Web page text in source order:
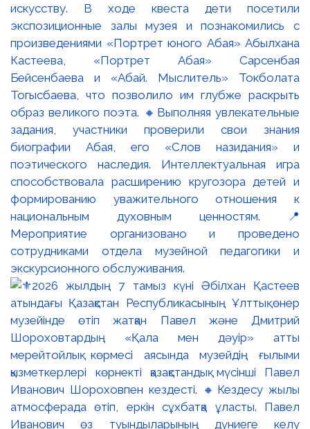
искусству. В ходе квеста дети посетили
экспозиционные залы музея и познакомились с
произведениями «Портрет юного Абая» Абылхана
Кастеева, «Портрет Абая» Сарсенбая
Бейсенбаева и «Абай. Мыслитель» Токболата
Тогысбаева, что позволило им глубже раскрыть
образ великого поэта. 🔸Выполняя увлекательные
задания, участники проверили свои знания
биографии Абая, его «Слов назидания» и
поэтического наследия. Интеллектуальная игра
способствовала расширению кругозора детей и
формированию уважительного отношения к
национальным духовным ценностям. 📍
Мероприятие организовано и проведено
сотрудниками отдела музейной педагогики и
экскурсионного обслуживания.